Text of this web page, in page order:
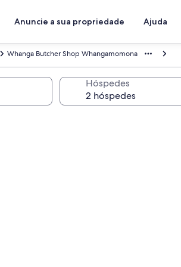
Anuncie a sua propriedade Ajuda
Whanga Butcher Shop Whangamomona
Hóspedes